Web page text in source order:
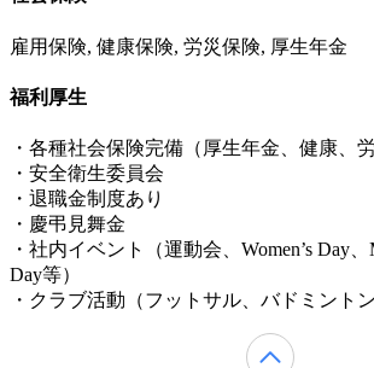
雇用保険, 健康保険, 労災保険, 厚生年金
福利厚生
・各種社会保険完備（厚生年金、健康、
・安全衛生委員会
・退職金制度あり
・慶弔見舞金
・社内イベント（運動会、Women’s Day、
Day等）
・クラブ活動（フットサル、バドミント